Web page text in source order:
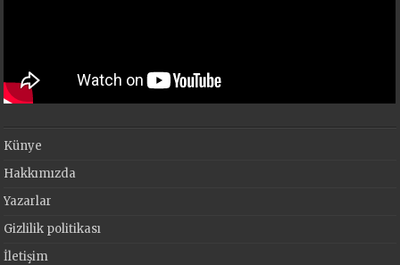
Künye
Hakkımızda
Yazarlar
Gizlilik politikası
İletişim